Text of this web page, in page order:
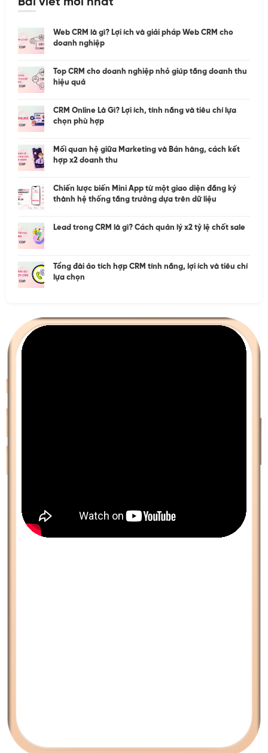
Web CRM là gì? Lợi ích và giải pháp Web CRM cho
doanh nghiệp
Top CRM cho doanh nghiệp nhỏ giúp tăng doanh thu
hiệu quả
CRM Online Là Gì? Lợi ích, tính năng và tiêu chí lựa
chọn phù hợp
Mối quan hệ giữa Marketing và Bán hàng, cách kết
hợp x2 doanh thu
Chiến lược biến Mini App từ một giao diện đăng ký
thành hệ thống tăng trưởng dựa trên dữ liệu
Lead trong CRM là gì? Cách quản lý x2 tỷ lệ chốt sale
Tổng đài ảo tích hợp CRM tính năng, lợi ích và tiêu chí
lựa chọn